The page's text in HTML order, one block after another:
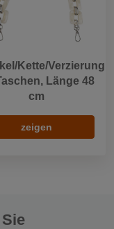
Kette/Verzierung
Länge 48
cm
zeigen